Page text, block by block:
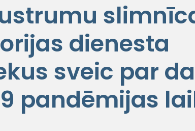
dienesta
sveic par
pandēmijas